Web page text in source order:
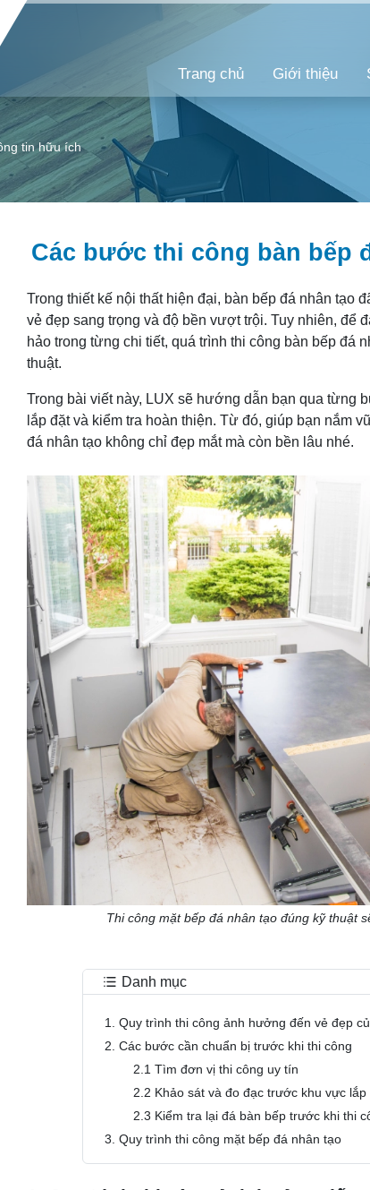
Trang chủ Giới thiệu
tin hữu ích
Các bước thi công bàn bếp
Trong thiết kế nội thất hiện đại, bàn bếp đá nhân tạo
vẻ đẹp sang trọng và độ bền vượt trội. Tuy nhiên, để
hảo trong từng chi tiết, quá trình thi công bàn bếp đá
thuật.
Trong bài viết này, LUX sẽ hướng dẫn bạn qua từng
lắp đặt và kiểm tra hoàn thiện. Từ đó, giúp bạn nắm
đá nhân tạo không chỉ đẹp mắt mà còn bền lâu nhé.
Thi công mặt bếp đá nhân tạo đúng kỹ thuật
Danh mục
1. Quy trình thi công ảnh hưởng đến vẻ đẹp
2. Các bước cần chuẩn bị trước khi thi công
2.1 Tìm đơn vị thi công uy tín
2.2 Khảo sát và đo đạc trước khu vực lắp
2.3 Kiểm tra lại đá bàn bếp trước khi thi
3. Quy trình thi công mặt bếp đá nhân tạo